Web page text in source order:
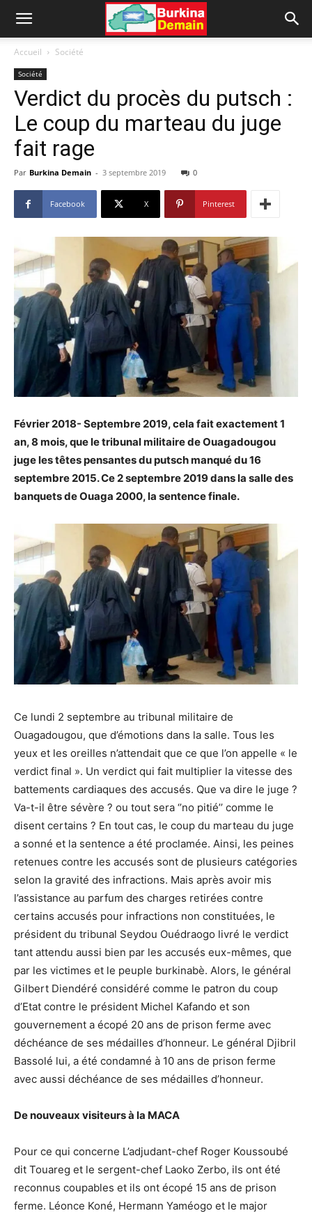
Accueil Société
Société
Verdict du procès du putsch :
Le coup du marteau du juge
fait rage
Par Burkina Demain - 3 septembre 2019 0
Facebook X Pinterest
Février 2018- Septembre 2019, cela fait exactement 1
an, 8 mois, que le tribunal militaire de Ouagadougou
juge les têtes pensantes du putsch manqué du 16
septembre 2015. Ce 2 septembre 2019 dans la salle des
banquets de Ouaga 2000, la sentence finale.
Ce lundi 2 septembre au tribunal militaire de
Ouagadougou, que d’émotions dans la salle. Tous les
yeux et les oreilles n’attendait que ce que l’on appelle « le
verdict final ». Un verdict qui fait multiplier la vitesse des
battements cardiaques des accusés. Que va dire le juge ?
Va-t-il être sévère ? ou tout sera ‘’no pitié’’ comme le
disent certains ? En tout cas, le coup du marteau du juge
a sonné et la sentence a été proclamée. Ainsi, les peines
retenues contre les accusés sont de plusieurs catégories
selon la gravité des infractions. Mais après avoir mis
l’assistance au parfum des charges retirées contre
certains accusés pour infractions non constituées, le
président du tribunal Seydou Ouédraogo livré le verdict
tant attendu aussi bien par les accusés eux-mêmes, que
par les victimes et le peuple burkinabè. Alors, le général
Gilbert Diendéré considéré comme le patron du coup
d’Etat contre le président Michel Kafando et son
gouvernement a écopé 20 ans de prison ferme avec
déchéance de ses médailles d’honneur. Le général Djibril
Bassolé lui, a été condamné à 10 ans de prison ferme
avec aussi déchéance de ses médailles d’honneur.
De nouveaux visiteurs à la MACA
Pour ce qui concerne L’adjudant-chef Roger Koussoubé
dit Touareg et le sergent-chef Laoko Zerbo, ils ont été
reconnus coupables et ils ont écopé 15 ans de prison
ferme. Léonce Koné, Hermann Yaméogo et le major